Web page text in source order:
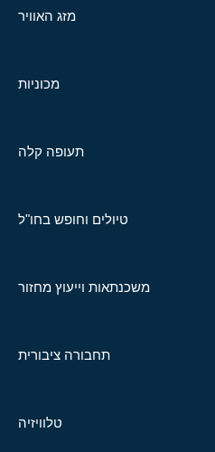
מזג האוויר
מכוניות
תעופה קלה
טיולים וחופש בחו"ל
משכנתאות וייעוץ מחזור
תחבורה ציבורית
טלוויזיה